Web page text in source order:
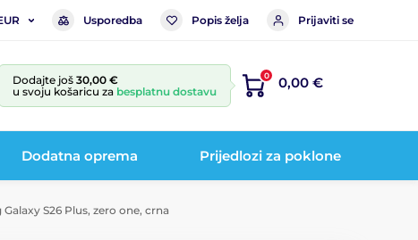
Usporedba Popis želja Prijaviti se
Dodajte još 30,00 €
u svoju košaricu za besplatnu dostavu
0 0,00 €
Dodatna oprema Prijedlozi za poklone
S26 Plus, zero one, crna